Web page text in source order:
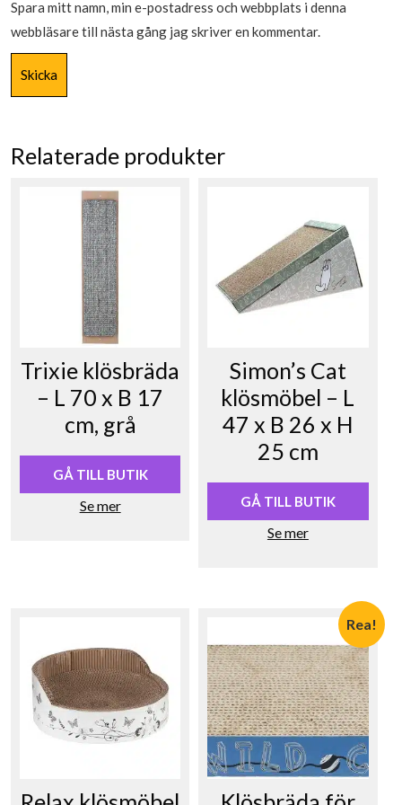
Spara mitt namn, min e-postadress och webbplats i denna
webbläsare till nästa gång jag skriver en kommentar.
Relaterade produkter
Trixie klösbräda
– L 70 x B 17
cm, grå
GÅ TILL BUTIK
Se mer
Simon’s Cat
klösmöbel – L
47 x B 26 x H
25 cm
GÅ TILL BUTIK
Se mer
Rea!